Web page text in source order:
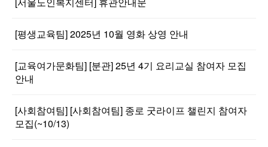
[평생교육팀] 2025년 10월 영화 상영 안내
[교육여가문화팀] [분관] 25년 4기 요리교실 참여자 모집
안내
[사회참여팀] [사회참여팀] 종로 굿라이프 챌린지 참여자
모집(~10/13)